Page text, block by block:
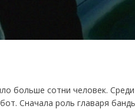
больше сотни человек.
Сначала роль главаря